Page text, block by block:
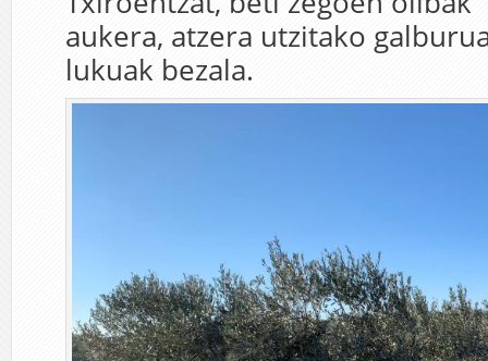
aukera, atzera utzitako
lukuak bezala.